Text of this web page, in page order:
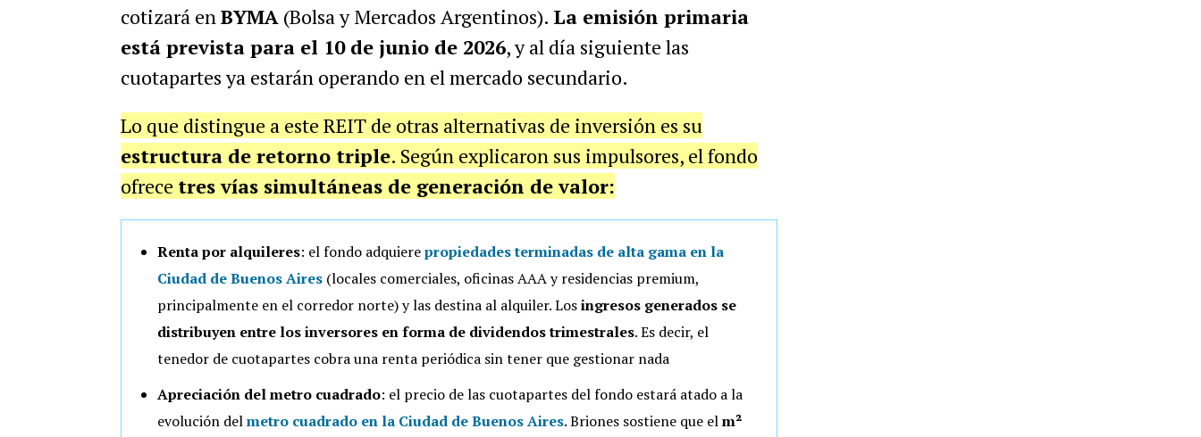
cotizará enBYMA(Bolsa y Mercados Argentinos). La emisión primaria
está prevista para el 10 de junio de 2026, y al día siguiente las
cuotapartes ya estarán operando en el mercado secundario.
Lo que distingue a este REIT de otras alternativas de inversión es su
estructura de retorno triple. Según explicaron sus impulsores, el fondo
ofrece tres vías simultáneas de generación de valor:
Renta por alquileres: el fondo adquierepropiedades terminadas de alta gama en la
Ciudad de Buenos Aires(locales comerciales, oficinas AAA y residencias premium,
principalmente en el corredor norte) y las destina al alquiler. Losingresos generados se
distribuyen entre los inversores en forma de dividendos trimestrales. Es decir, el
tenedor de cuotapartes cobra una renta periódica sin tener que gestionar nada
Apreciación del metro cuadrado: el precio de las cuotapartes del fondo estará atado a la
evolución delmetro cuadrado en la Ciudad de Buenos Aires. Briones sostiene que elm²